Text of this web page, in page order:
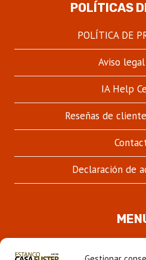
POLÍTICAS
POLÍTICA DE
Aviso legal
IA Help
Reseñas de
Declaración de